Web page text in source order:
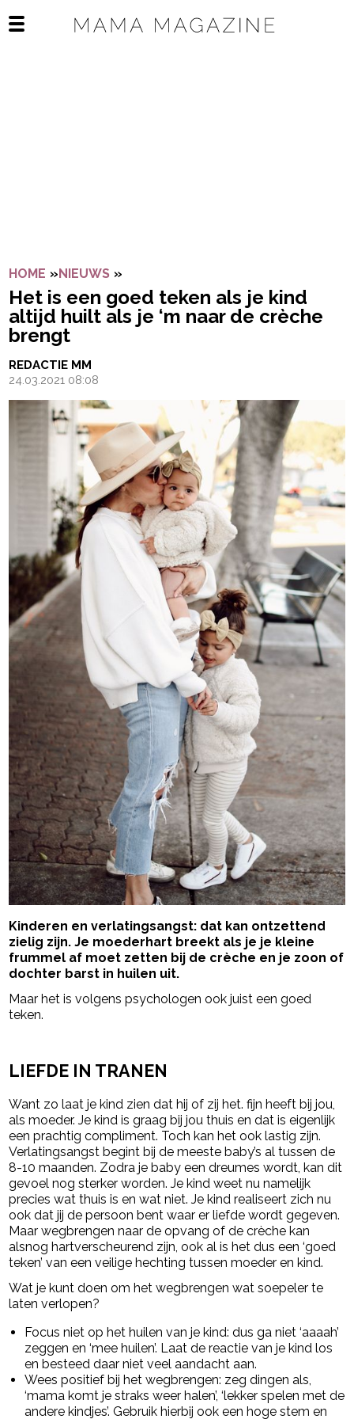
Open het mobiele menu
HOME »NIEUWS »
Het is een goed teken als je kind
altijd huilt als je ‘m naar de crèche
brengt
REDACTIE MM
24.03.2021 08:08
Kinderen en verlatingsangst: dat kan ontzettend
zielig zijn. Je moederhart breekt als je je kleine
frummel af moet zetten bij de crèche en je zoon of
dochter barst in huilen uit.
Maar het is volgens psychologen ook juist een goed
teken.
LIEFDE IN TRANEN
Want zo laat je kind zien dat hij of zij het. fijn heeft bij jou,
als moeder. Je kind is graag bij jou thuis en dat is eigenlijk
een prachtig compliment. Toch kan het ook lastig zijn.
Verlatingsangst begint bij de meeste baby’s al tussen de
8-10 maanden. Zodra je baby een dreumes wordt, kan dit
gevoel nog sterker worden. Je kind weet nu namelijk
precies wat thuis is en wat niet. Je kind realiseert zich nu
ook dat jij de persoon bent waar er liefde wordt gegeven.
Maar wegbrengen naar de opvang of de crèche kan
alsnog hartverscheurend zijn, ook al is het dus een ‘goed
teken’ van een veilige hechting tussen moeder en kind.
Wat je kunt doen om het wegbrengen wat soepeler te
laten verlopen?
Focus niet op het huilen van je kind: dus ga niet ‘aaaah’
zeggen en ‘mee huilen’. Laat de reactie van je kind los
en besteed daar niet veel aandacht aan.
Wees positief bij het wegbrengen: zeg dingen als,
‘mama komt je straks weer halen’, ‘lekker spelen met de
andere kindjes’. Gebruik hierbij ook een hoge stem en